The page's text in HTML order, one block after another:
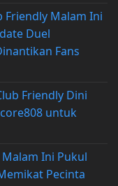
Friendly Malam Ini
Duel
Fans
Friendly Dini
untuk
Malam Ini Pukul
Pecinta